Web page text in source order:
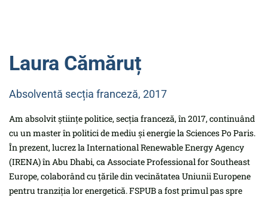
Laura Cămăruț
Absolventă secția franceză, 2017
Am absolvit științe politice, secția franceză, în 2017, continuând
cu un master în politici de mediu și energie la Sciences Po Paris.
În prezent, lucrez la International Renewable Energy Agency
(IRENA) în Abu Dhabi, ca Associate Professional for Southeast
Europe, colaborând cu țările din vecinătatea Uniunii Europene
pentru tranziția lor energetică. FSPUB a fost primul pas spre